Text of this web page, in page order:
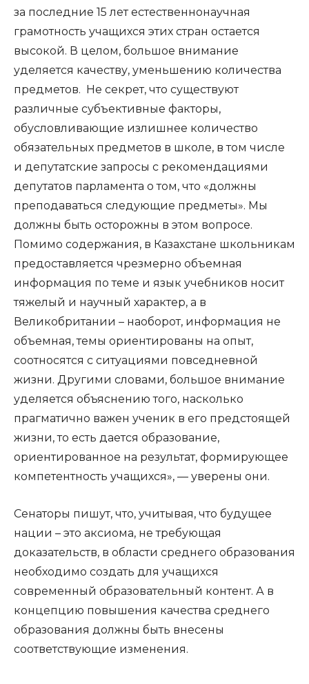
за последние 15 лет естественнонаучная
грамотность учащихся этих стран остается
высокой. В целом, большое внимание
уделяется качеству, уменьшению количества
предметов. Не секрет, что существуют
различные субъективные факторы,
обусловливающие излишнее количество
обязательных предметов в школе, в том числе
и депутатские запросы с рекомендациями
депутатов парламента о том, что «должны
преподаваться следующие предметы». Мы
должны быть осторожны в этом вопросе.
Помимо содержания, в Казахстане школьникам
предоставляется чрезмерно объемная
информация по теме и язык учебников носит
тяжелый и научный характер, а в
Великобритании – наоборот, информация не
объемная, темы ориентированы на опыт,
соотносятся с ситуациями повседневной
жизни. Другими словами, большое внимание
уделяется объяснению того, насколько
прагматично важен ученик в его предстоящей
жизни, то есть дается образование,
ориентированное на результат, формирующее
компетентность учащихся», — уверены они.
Сенаторы пишут, что, учитывая, что будущее
нации – это аксиома, не требующая
доказательств, в области среднего образования
необходимо создать для учащихся
современный образовательный контент. А в
концепцию повышения качества среднего
образования должны быть внесены
соответствующие изменения.